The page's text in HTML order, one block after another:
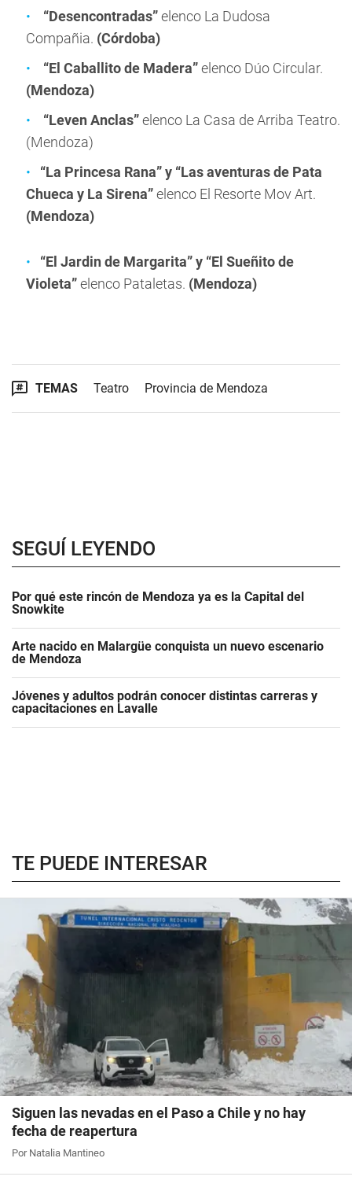
“Desencontradas”elenco La Dudosa
Compañia. (Córdoba)
“El Caballito de Madera”elenco Dúo Circular.
(Mendoza)
“Leven Anclas”elenco La Casa de Arriba Teatro.
(Mendoza)
“La Princesa Rana” y “Las aventuras de Pata
Chueca y La Sirena”elenco El Resorte Mov Art.
(Mendoza)
“El Jardin de Margarita” y “El Sueñito de
Violeta”elenco Pataletas. (Mendoza)
TEMAS Teatro Provincia de Mendoza
SEGUÍ LEYENDO
Por qué este rincón de Mendoza ya es la Capital del
Snowkite
Arte nacido en Malargüe conquista un nuevo escenario
de Mendoza
Jóvenes y adultos podrán conocer distintas carreras y
capacitaciones en Lavalle
TE PUEDE INTERESAR
Siguen las nevadas en el Paso a Chile y no hay
fecha de reapertura
Por Natalia Mantineo